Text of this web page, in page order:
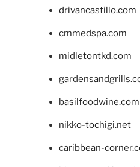
drivancastillo.com
cmmedspa.com
midletontkd.com
basilfoodwine.com
nikko-tochigi.net
caribbean-